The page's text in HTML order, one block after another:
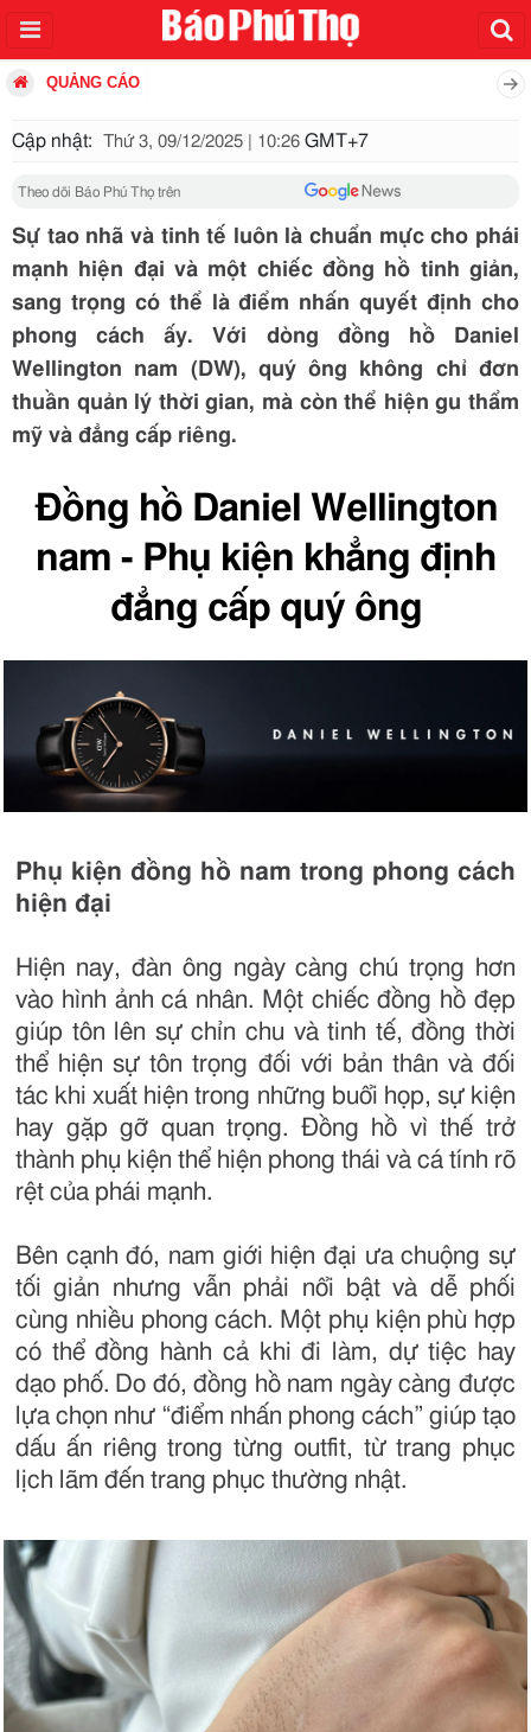
QUẢNG CÁO
Cập nhật: Thứ 3, 09/12/2025 | 10:26 GMT+7
Theo dõi Báo Phú Thọ trên
Sự tao nhã và tinh tế luôn là chuẩn mực cho phái
mạnh hiện đại và một chiếc đồng hồ tinh giản,
sang trọng có thể là điểm nhấn quyết định cho
phong cách ấy. Với dòng đồng hồ Daniel
Wellington nam (DW), quý ông không chỉ đơn
thuần quản lý thời gian, mà còn thể hiện gu thẩm
mỹ và đẳng cấp riêng.
Đồng hồ Daniel Wellington
nam - Phụ kiện khẳng định
đẳng cấp quý ông
Phụ kiện đồng hồ nam trong phong cách
hiện đại
Hiện nay, đàn ông ngày càng chú trọng hơn
vào hình ảnh cá nhân. Một chiếc đồng hồ đẹp
giúp tôn lên sự chỉn chu và tinh tế, đồng thời
thể hiện sự tôn trọng đối với bản thân và đối
tác khi xuất hiện trong những buổi họp, sự kiện
hay gặp gỡ quan trọng. Đồng hồ vì thế trở
thành phụ kiện thể hiện phong thái và cá tính rõ
rệt của phái mạnh.
Bên cạnh đó, nam giới hiện đại ưa chuộng sự
tối giản nhưng vẫn phải nổi bật và dễ phối
cùng nhiều phong cách. Một phụ kiện phù hợp
có thể đồng hành cả khi đi làm, dự tiệc hay
dạo phố. Do đó, đồng hồ nam ngày càng được
lựa chọn như “điểm nhấn phong cách” giúp tạo
dấu ấn riêng trong từng outfit, từ trang phục
lịch lãm đến trang phục thường nhật.